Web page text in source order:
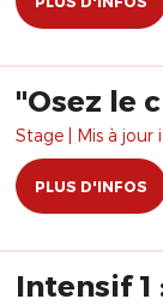
"Osez le
Stage | Mis à jour
PLUS D'INFOS
Intensif 1